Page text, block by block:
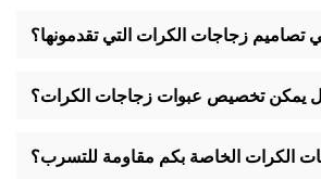
علامتك التجارية وتفضيلات التغليف الخاصة
بزجاجات الكرات.
تصاميم زجاجات الكرات التي تقدمونها؟
وغيرها، مما يضمن المرونة لتلبية متطلبات
الصياغة والعلامة التجارية المتنوعة.
يمكن تخصيص عبوات زجاجات الكرات؟
الأخرى لتعكس هوية علامتك التجارية وجذب
الجمهور المستهدف.
الكرات الخاصة بكم مقاومة للتسرب؟